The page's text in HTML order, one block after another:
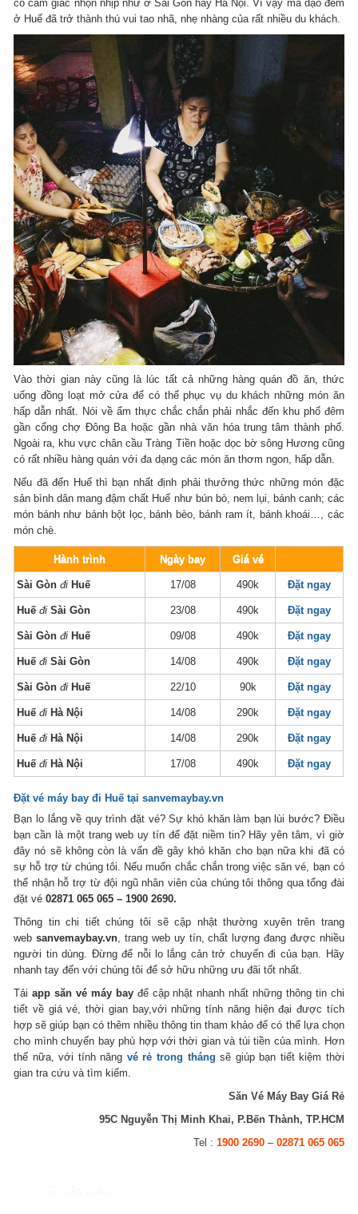
có cảm giác nhộn nhịp như ở Sài Gòn hay Hà Nội. Vì vậy mà dạo đêm
ở Huế đã trở thành thú vui tao nhã, nhẹ nhàng của rất nhiều du khách.
Vào thời gian này cũng là lúc tất cả những hàng quán đồ ăn, thức
uống đồng loạt mở cửa để có thể phục vụ du khách những món ăn
hấp dẫn nhất. Nói về ẩm thực chắc chắn phải nhắc đến khu phố đêm
gần cổng chợ Đông Ba hoặc gần nhà văn hóa trung tâm thành phố.
Ngoài ra, khu vực chân cầu Tràng Tiền hoặc dọc bờ sông Hương cũng
có rất nhiều hàng quán với đa dạng các món ăn thơm ngon, hấp dẫn.
Nếu đã đến Huế thì bạn nhất định phải thưởng thức những món đặc
sản bình dân mang đậm chất Huế như bún bò, nem lụi, bánh canh; các
món bánh như bánh bột lọc, bánh bèo, bánh ram ít, bánh khoái…, các
món chè.
Hành trình Ngày bay Giá vé
Sài Gònđi Huế 17/08 490k Đặt ngay
Huếđi Sài Gòn 23/08 490k Đặt ngay
Sài Gònđi Huế 09/08 490k Đặt ngay
Huếđi Sài Gòn 14/08 490k Đặt ngay
Sài Gònđi Huế 22/10 90k Đặt ngay
Huếđi Hà Nội 14/08 290k Đặt ngay
Huếđi Hà Nội 14/08 290k Đặt ngay
Huếđi Hà Nội 17/08 490k Đặt ngay
Đặt vé máy bay đi Huếtại sanvemaybay.vn
Bạn lo lắng về quy trình đặt vé? Sự khó khăn làm bạn lùi bước? Điều
bạn cần là một trang web uy tín để đặt niềm tin? Hãy yên tâm, vì giờ
đây nó sẽ không còn là vấn đề gây khó khăn cho bạn nữa khi đã có
sự hỗ trợ từ chúng tôi. Nếu muốn chắc chắn trong việc săn vé, bạn có
thể nhận hỗ trợ từ đội ngũ nhân viên của chúng tôi thông qua tổng đài
đặt vé02871 065 065 – 1900 2690.
Thông tin chi tiết chúng tôi sẽ cập nhật thường xuyên trên trang
websanvemaybay.vn, trang web uy tín, chất lượng đang được nhiều
người tin dùng. Đừng để nỗi lo lắng cản trở chuyến đi của bạn. Hãy
nhanh tay đến với chúng tôi để sở hữu những ưu đãi tốt nhất.
Tảiapp săn vé máy bayđể cập nhật nhanh nhất những thông tin chi
tiết về giá vé, thời gian bay,với những tính năng hiện đại được tích
hợp sẽ giúp bạn có thêm nhiều thông tin tham khảo để có thể lựa chọn
cho mình chuyến bay phù hợp với thời gian và túi tiền của mình. Hơn
thế nữa, với tính năng vé rẻ trong tháng sẽ giúp bạn tiết kiệm thời
gian tra cứu và tìm kiếm.
Săn Vé Máy Bay Giá Rẻ
95C Nguyễn Thị Minh Khai, P.Bến Thành, TP.HCM
Tel : 1900 2690– 02871 065 065